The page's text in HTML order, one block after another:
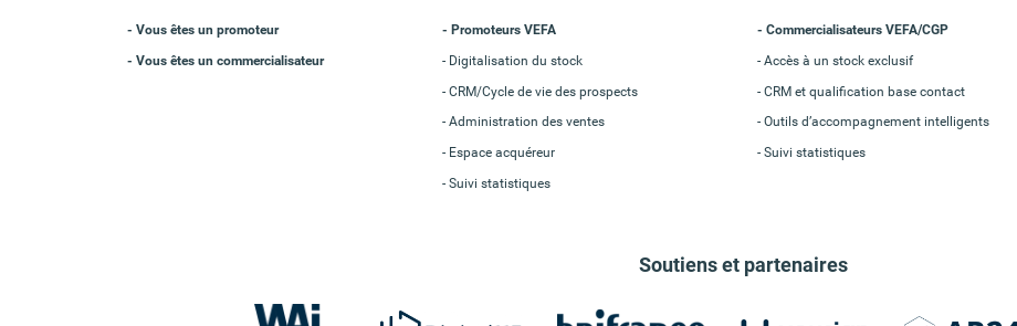
- Vous êtes un promoteur
- Vous êtes un commercialisateur
Promoteurs VEFA
Digitalisation du stock
CRM/Cycle de vie des prospects
Administration des ventes
Espace acquéreur
Suivi statistiques
Commercialisateurs VEFA/CGP
Accès à un stock exclusif
CRM et qualification base contact
Outils d’accompagnement intelligents
Suivi statistiques
Soutiens et partenaires